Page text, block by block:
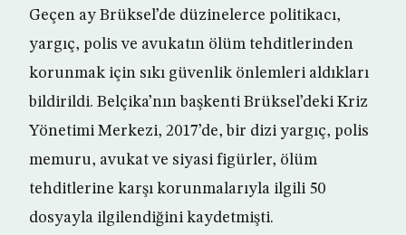
Geçen ay Brüksel’de düzinelerce politikacı,
yargıç, polis ve avukatın ölüm tehditlerinden
korunmak için sıkı güvenlik önlemleri aldıkları
bildirildi. Belçika’nın başkenti Brüksel’deki Kriz
Yönetimi Merkezi, 2017’de, bir dizi yargıç, polis
memuru, avukat ve siyasi figürler, ölüm
tehditlerine karşı korunmalarıyla ilgili 50
dosyayla ilgilendiğini kaydetmişti.